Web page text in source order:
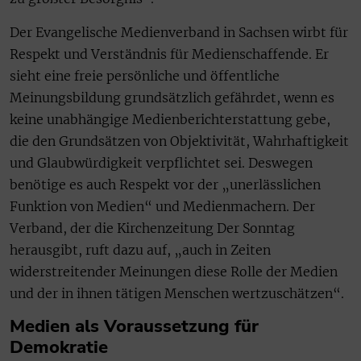
Der Evangelische Medienverband in Sachsen wirbt für
Respekt und Verständnis für Medienschaffende. Er
sieht eine freie persönliche und öffentliche
Meinungsbildung grundsätzlich gefährdet, wenn es
keine unabhängige Medienberichterstattung gebe,
die den Grundsätzen von Objektivität, Wahrhaftigkeit
und Glaubwürdigkeit verpflichtet sei. Deswegen
benötige es auch Respekt vor der „unerlässlichen
Funktion von Medien“ und Medienmachern. Der
Verband, der die Kirchenzeitung Der Sonntag
herausgibt, ruft dazu auf, „auch in Zeiten
widerstreitender Meinungen diese Rolle der Medien
und der in ihnen tätigen Menschen wertzuschätzen“.
Medien als Voraussetzung für
Demokratie